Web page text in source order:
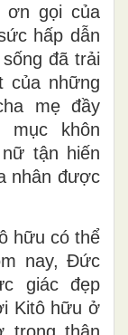
ơn gọi của
hấp dẫn
đã trải
của những
mẹ đầy
mục khôn
tận hiến
nhân được
hữu có thể
nay, Đức
giác đẹp
Kitô hữu ở
trong thân